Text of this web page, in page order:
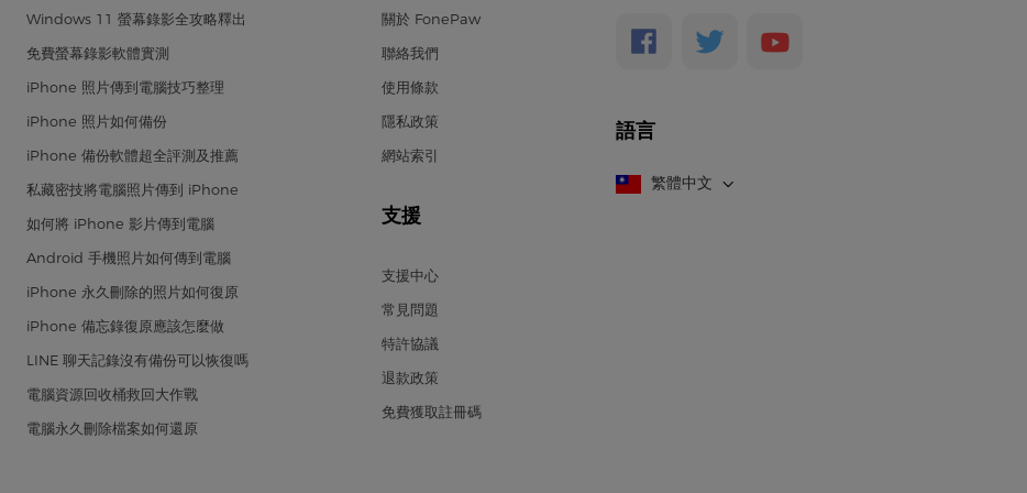
Windows 11 螢幕錄影全攻略釋出
免費螢幕錄影軟體實測
iPhone 照片傳到電腦技巧整理
iPhone 照片如何備份
iPhone 備份軟體超全評測及推薦
私藏密技將電腦照片傳到 iPhone
如何將 iPhone 影片傳到電腦
Android 手機照片如何傳到電腦
iPhone 永久刪除的照片如何復原
iPhone 備忘錄復原應該怎麼做
LINE 聊天記錄沒有備份可以恢復嗎
電腦資源回收桶救回大作戰
電腦永久刪除檔案如何還原
關於 FonePaw
聯絡我們
使用條款
隱私政策
網站索引
支援
支援中心
常見問題
特許協議
退款政策
免費獲取註冊碼
語言
繁體中文